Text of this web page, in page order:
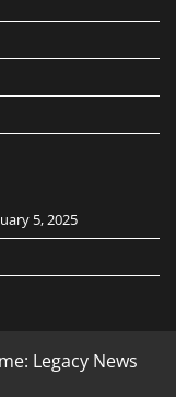
5, 2025
Legacy News